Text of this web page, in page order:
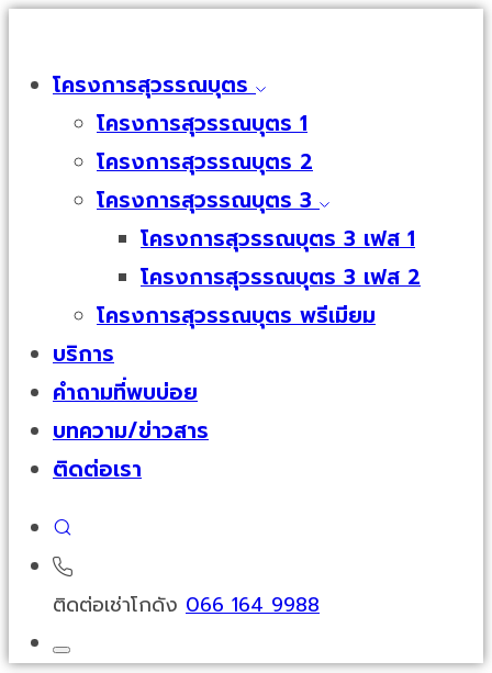
โครงการสุวรรณบุตร
โครงการสุวรรณบุตร 1
โครงการสุวรรณบุตร 2
โครงการสุวรรณบุตร 3
โครงการสุวรรณบุตร 3 เฟส 1
โครงการสุวรรณบุตร 3 เฟส 2
โครงการสุวรรณบุตร พรีเมียม
บริการ
คำถามที่พบบ่อย
บทความ/ข่าวสาร
ติดต่อเรา
ติดต่อเช่าโกดัง 066 164 9988